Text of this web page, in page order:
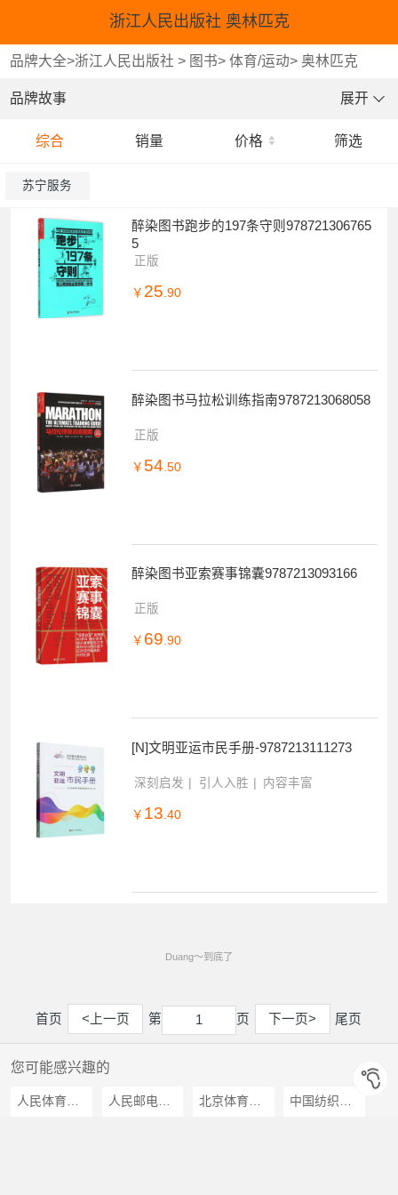
浙江人民出版社 奥林匹克
品牌大全>浙江人民出版社 > 图书>体育/运动> 奥林匹克
品牌故事 展开
综合 销量 价格 筛选
苏宁服务
醉染图书跑步的197条守则978721306765
5
正版
￥ 25.90
醉染图书马拉松训练指南9787213068058
正版
￥ 54 .50
醉染图书亚索赛事锦囊9787213093166
正版
￥ 69.90
[N]文明亚运市民手册-9787213111273
深刻启发 引人入胜 内容丰富
￥ 13 .40
Duang～到底了
首页 <上一页 第
1
1
页 下一页> 尾页
您可能感兴趣的
北京体育大学出版社